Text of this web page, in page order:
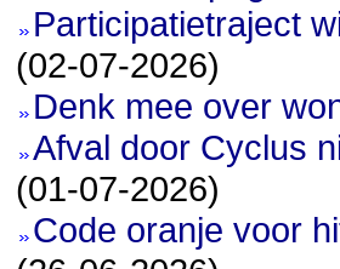
Participatietraject
(02-07-2026)
Denk mee over
Afval door Cyclus
(01-07-2026)
Code oranje voor